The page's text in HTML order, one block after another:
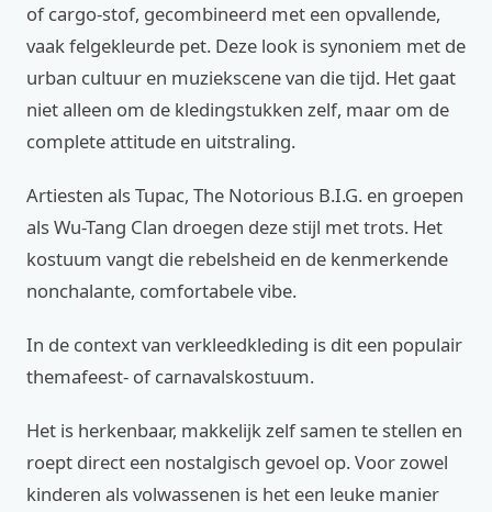
of cargo-stof, gecombineerd met een opvallende,
vaak felgekleurde pet. Deze look is synoniem met de
urban cultuur en muziekscene van die tijd. Het gaat
niet alleen om de kledingstukken zelf, maar om de
complete attitude en uitstraling.
Artiesten als Tupac, The Notorious B.I.G. en groepen
als Wu-Tang Clan droegen deze stijl met trots. Het
kostuum vangt die rebelsheid en de kenmerkende
nonchalante, comfortabele vibe.
In de context van verkleedkleding is dit een populair
themafeest- of carnavalskostuum.
Het is herkenbaar, makkelijk zelf samen te stellen en
roept direct een nostalgisch gevoel op. Voor zowel
kinderen als volwassenen is het een leuke manier